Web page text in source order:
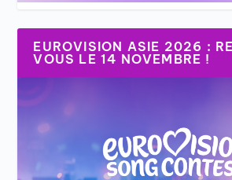
EUROVISION ASIE 2026 :
VOUS LE 14 NOVEMBRE !